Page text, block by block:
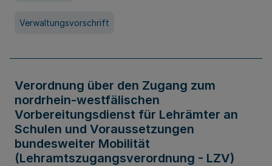
Verwaltungsvorschrift
Verordnung über den Zugang zum
nordrhein-westfälischen
Vorbereitungsdienst für Lehrämter an
Schulen und Voraussetzungen
bundesweiter Mobilität
(Lehramtszugangsverordnung - LZV)